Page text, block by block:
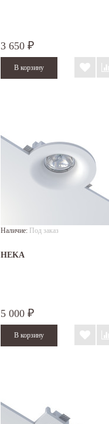
3 650 ₽
Наличие: Под заказ
HEKA
5 000 ₽